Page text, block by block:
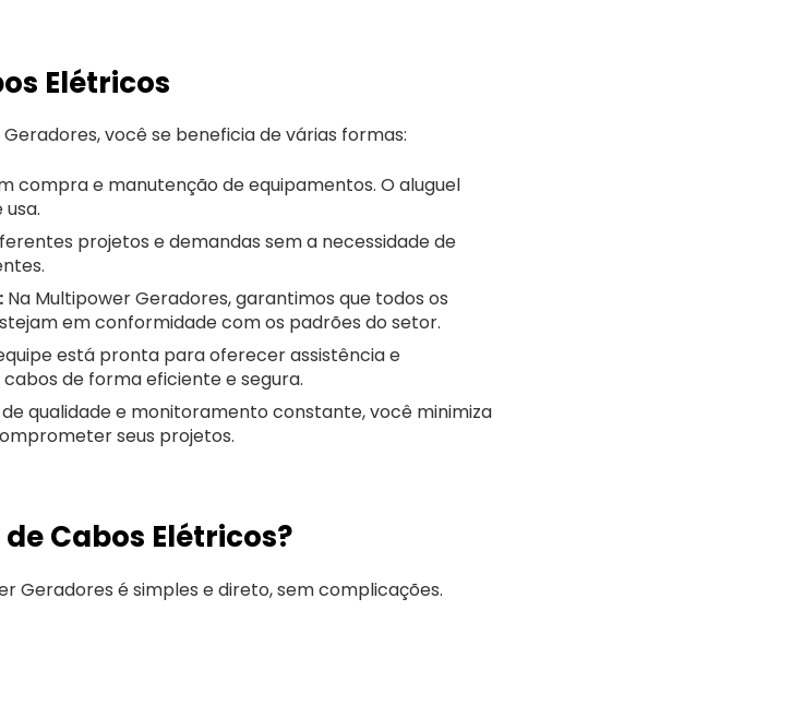
Elétricos
você se beneficia de várias formas:
compra e manutenção de equipamentos. O aluguel
projetos e demandas sem a necessidade de
Na Multipower Geradores, garantimos que todos os
em conformidade com os padrões do setor.
está pronta para oferecer assistência e
de forma eficiente e segura.
qualidade e monitoramento constante, você minimiza
seus projetos.
Cabos Elétricos?
Geradores é simples e direto, sem complicações.